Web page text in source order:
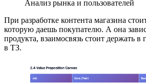
Анализ рынка и пользователей
При разработке контента магазина
которую даешь покупателю. А она
продукта, взаимосвязь стоит держать в
в ТЗ.